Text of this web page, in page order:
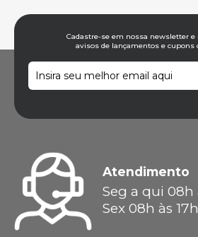
Cadastre-se em nossa newsletter e
avisos de lançamentos e cupons
Atendimento
Seg a qui 08h
Sex 08h às 17h